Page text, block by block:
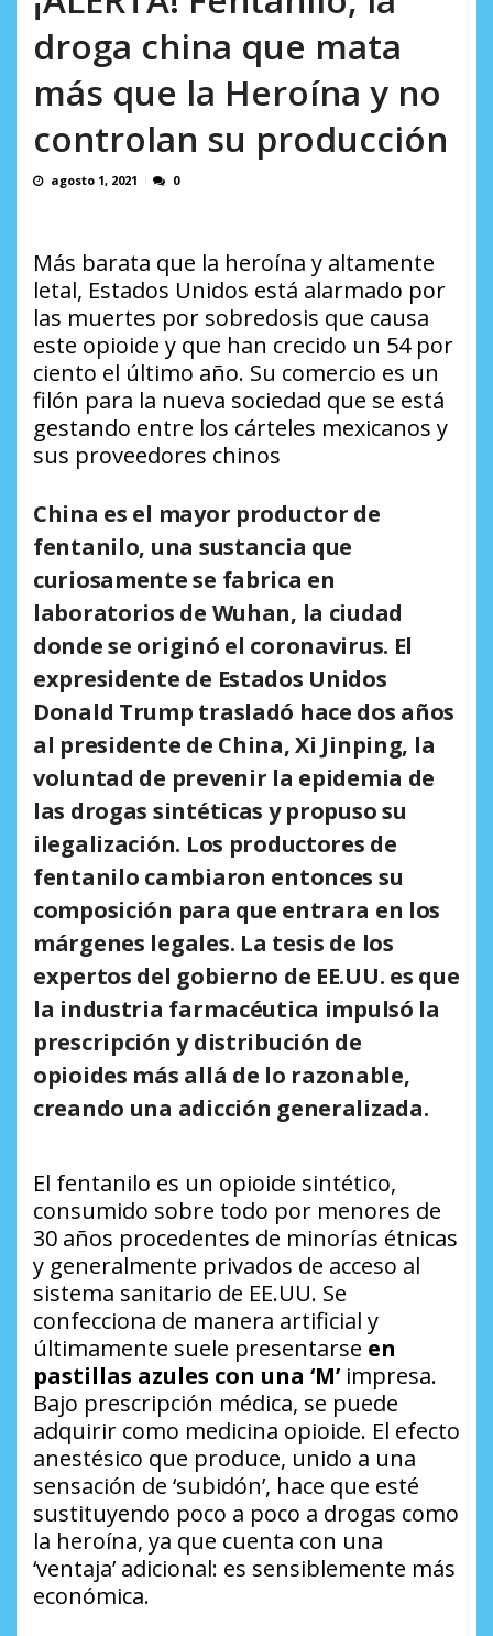
droga china que mata
más que la Heroína y no
controlan su producción
agosto 1, 2021 0
Más barata que la heroína y altamente
letal, Estados Unidos está alarmado por
las muertes por sobredosis que causa
este opioide y que han crecido un 54 por
ciento el último año. Su comercio es un
filón para la nueva sociedad que se está
gestando entre los cárteles mexicanos y
sus proveedores chinos
China es el mayor productor de
fentanilo, una sustancia que
curiosamente se fabrica en
laboratorios de Wuhan, la ciudad
donde se originó el coronavirus. El
expresidente de Estados Unidos
Donald Trump trasladó hace dos años
al presidente de China, Xi Jinping, la
voluntad de prevenir la epidemia de
las drogas sintéticas y propuso su
ilegalización. Los productores de
fentanilo cambiaron entonces su
composición para que entrara en los
márgenes legales. La tesis de los
expertos del gobierno de EE.UU. es que
la industria farmacéutica impulsó la
prescripción y distribución de
opioides más allá de lo razonable,
creando una adicción generalizada.
El fentanilo es un opioide sintético,
consumido sobre todo por menores de
30 años procedentes de minorías étnicas
y generalmente privados de acceso al
sistema sanitario de EE.UU. Se
confecciona de manera artificial y
últimamente suele presentarse en
pastillas azules con una ‘M’ impresa.
Bajo prescripción médica, se puede
adquirir como medicina opioide. El efecto
anestésico que produce, unido a una
sensación de ‘subidón’, hace que esté
sustituyendo poco a poco a drogas como
la heroína, ya que cuenta con una
‘ventaja’ adicional: es sensiblemente más
económica.